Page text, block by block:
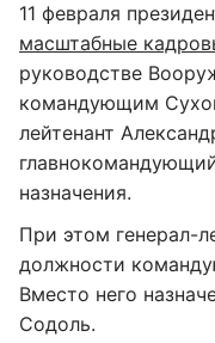
11 февраля
масштабные
руководстве
командующим
лейтенант
назначения.
При этом генерал-
должности
Вместо него
Содоль.